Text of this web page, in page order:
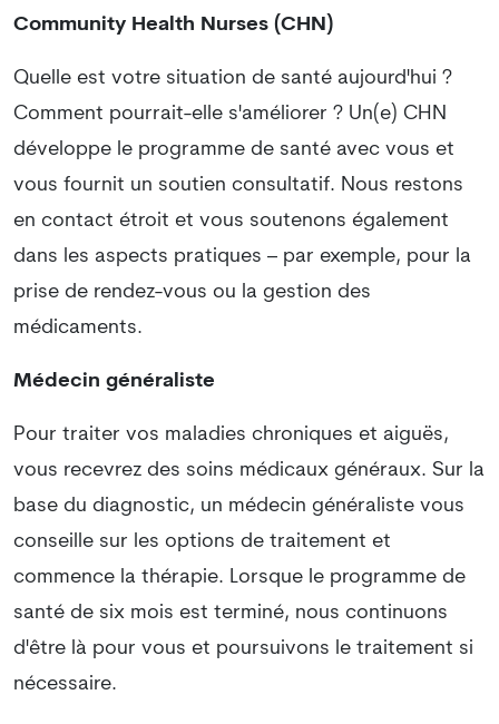
Community Health Nurses (CHN)
Quelle est votre situation de santé aujourd'hui ?
Comment pourrait-elle s'améliorer ? Un(e) CHN
développe le programme de santé avec vous et
vous fournit un soutien consultatif. Nous restons
en contact étroit et vous soutenons également
dans les aspects pratiques – par exemple, pour la
prise de rendez-vous ou la gestion des
médicaments.
Médecin généraliste
Pour traiter vos maladies chroniques et aiguës,
vous recevrez des soins médicaux généraux. Sur la
base du diagnostic, un médecin généraliste vous
conseille sur les options de traitement et
commence la thérapie. Lorsque le programme de
santé de six mois est terminé, nous continuons
d'être là pour vous et poursuivons le traitement si
nécessaire.